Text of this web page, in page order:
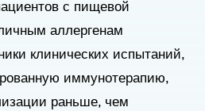
с пищевой
аллергенам
клинических испытаний,
иммунотерапию,
раньше, чем